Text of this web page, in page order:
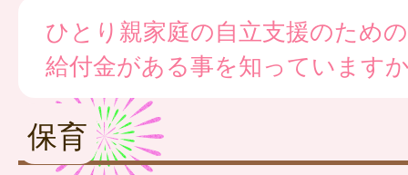
ひとり親家庭の自立支援のための
給付金がある事を知っています
保育